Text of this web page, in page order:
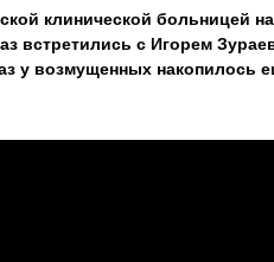
клинической больницей
встретились с Игорем
у возмущенных накопилось